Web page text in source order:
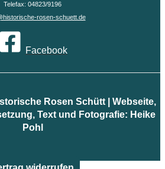
Telefax: 04823/9196
rosen-schuett.de
Facebook
Rosen Schütt | Webseite,
Text und Fotografie: Heike
Pohl